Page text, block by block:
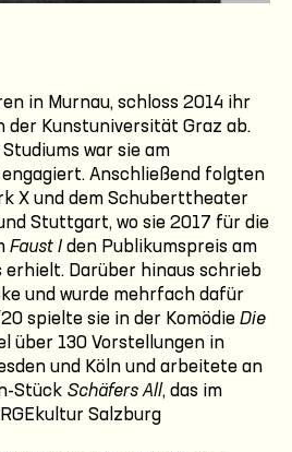
in Murnau, schloss 2014 ihr
der Kunstuniversität Graz ab.
war sie am
Anschließend folgten
X und dem Schuberttheater
Stuttgart, wo sie 2017 für die
Faust I den Publikumspreis am
erhielt. Darüber hinaus schrieb
und wurde mehrfach dafür
spielte sie in der Komödie Die
über 130 Vorstellungen in
und Köln und arbeitete an
Stück Schäfers All, das im
Salzburg